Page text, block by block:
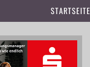
STARTSEITE